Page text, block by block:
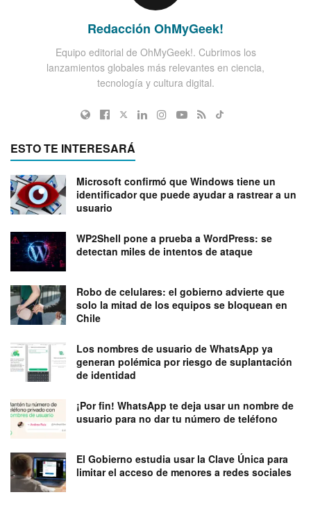
Redacción OhMyGeek!
Equipo editorial de OhMyGeek!. Cubrimos los
lanzamientos globales más relevantes en ciencia,
tecnología y cultura digital.
ESTO TE INTERESARÁ
Microsoft confirmó que Windows tiene un
identificador que puede ayudar a rastrear a un
usuario
WP2Shell pone a prueba a WordPress: se
detectan miles de intentos de ataque
Robo de celulares: el gobierno advierte que
solo la mitad de los equipos se bloquean en
Chile
Los nombres de usuario de WhatsApp ya
generan polémica por riesgo de suplantación
de identidad
¡Por fin! WhatsApp te deja usar un nombre de
usuario para no dar tu número de teléfono
El Gobierno estudia usar la Clave Única para
limitar el acceso de menores a redes sociales